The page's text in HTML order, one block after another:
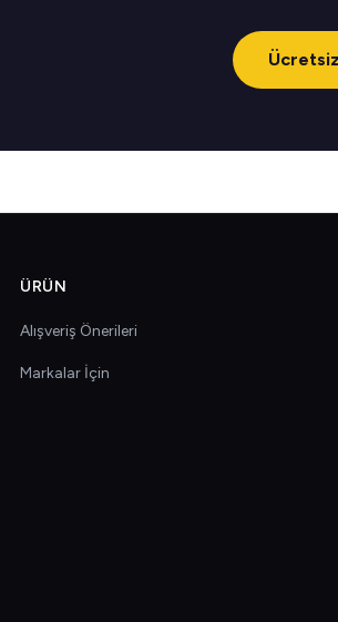
ÜRÜN
Alışveriş Önerileri
Markalar İçin